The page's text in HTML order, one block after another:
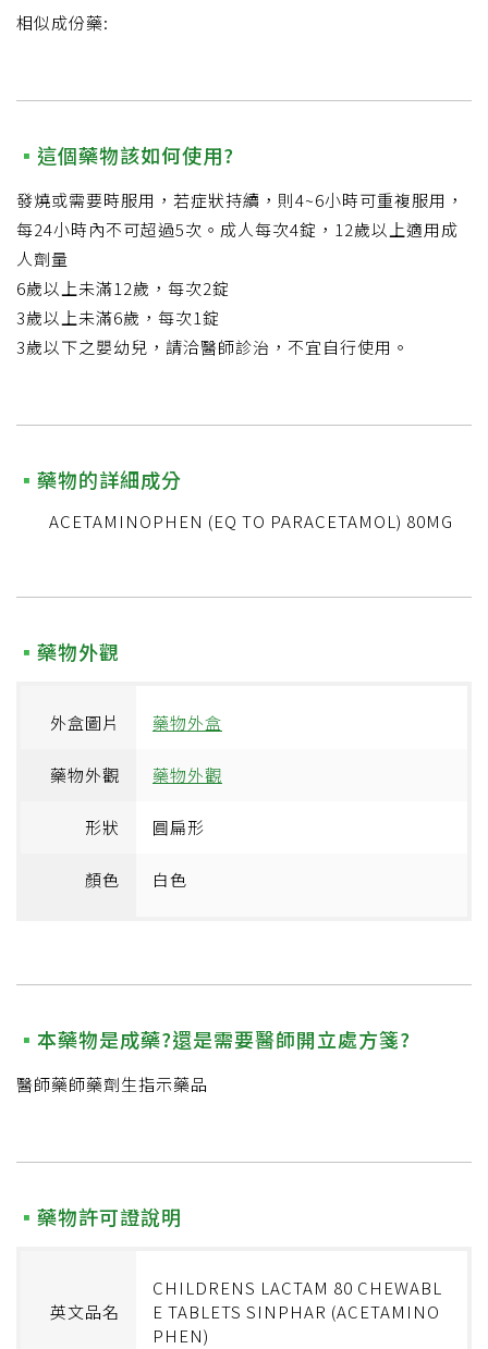
相似成份藥:
這個藥物該如何使用?
發燒或需要時服用，若症狀持續，則4~6小時可重複服用，
每24小時內不可超過5次。成人每次4錠，12歲以上適用成
人劑量
6歲以上未滿12歲，每次2錠
3歲以上未滿6歲，每次1錠
3歲以下之嬰幼兒，請洽醫師診治，不宜自行使用。
藥物的詳細成分
ACETAMINOPHEN (EQ TO PARACETAMOL) 80MG
藥物外觀
外盒圖片 藥物外盒
藥物外觀 藥物外觀
形狀 圓扁形
顏色 白色
本藥物是成藥?還是需要醫師開立處方箋?
醫師藥師藥劑生指示藥品
藥物許可證說明
英文品名
CHILDRENS LACTAM 80 CHEWABL
E TABLETS SINPHAR (ACETAMINO
PHEN)